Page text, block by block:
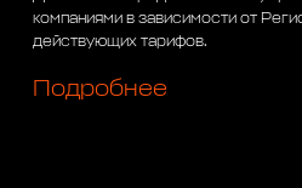
компаниями в зависимости от
действующих тарифов.
Подробнее